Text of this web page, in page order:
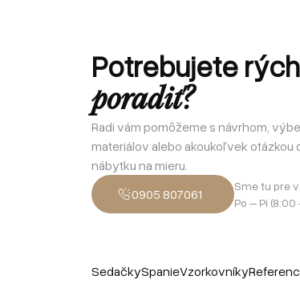
Potrebujete
poradiť?
Radi vám pomôžeme s návrhom,
materiálov alebo akoukoľvek otázkou
nábytku na mieru.
0905 807061
Sme tu pre
Po – Pi (8:00
SedačkySpanieVzorkovníky